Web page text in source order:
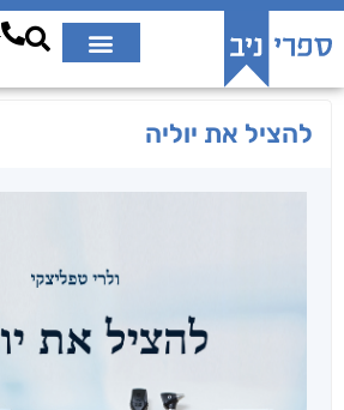
להציל את יוליה